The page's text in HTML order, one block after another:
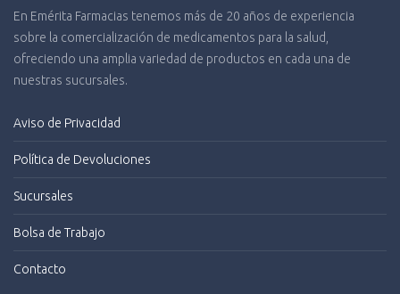
En Emérita Farmacias tenemos más de 20 años de experiencia
sobre la comercialización de medicamentos para la salud,
ofreciendo una amplia variedad de productos en cada una de
nuestras sucursales.
Aviso de Privacidad
Política de Devoluciones
Sucursales
Bolsa de Trabajo
Contacto